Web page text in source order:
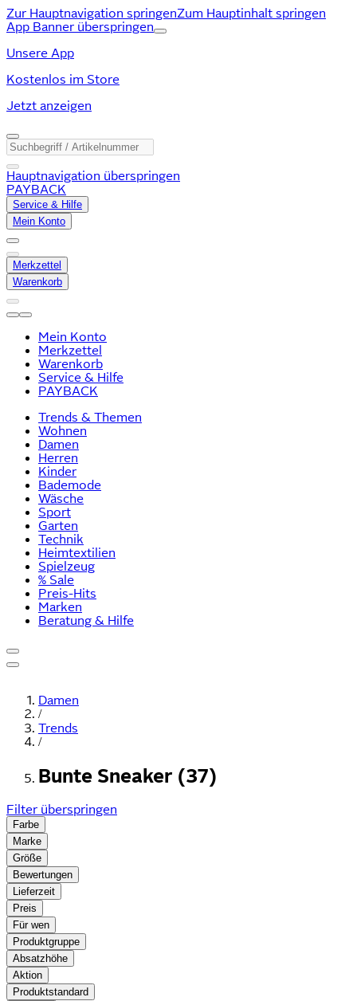
Zur Hauptnavigation springenZum Hauptinhalt springen
App Banner überspringen
Unsere App
Kostenlos im Store
Jetzt anzeigen
Hauptnavigation überspringen
PAYBACK
Service & Hilfe
Mein Konto
Merkzettel
Warenkorb
Mein Konto
Merkzettel
Warenkorb
Service & Hilfe
PAYBACK
Trends & Themen
Wohnen
Damen
Herren
Kinder
Bademode
Wäsche
Sport
Garten
Technik
Heimtextilien
Spielzeug
% Sale
Preis-Hits
Marken
Beratung & Hilfe
Damen
/
Trends
/
Bunte Sneaker (37)
Filter überspringen
Farbe
Marke
Größe
Bewertungen
Lieferzeit
Preis
Für wen
Produktgruppe
Absatzhöhe
Aktion
Produktstandard